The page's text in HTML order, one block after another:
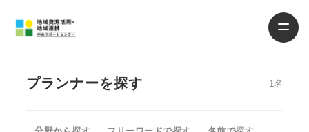
プランナーを探す 1名